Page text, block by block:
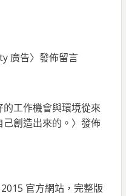
廣告〉發佈留言
的工作機會與環境從來
創造出來的。 〉發佈
官方網站，完整版